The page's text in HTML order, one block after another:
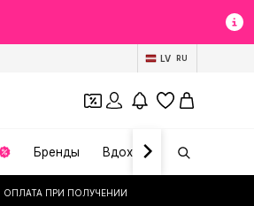
LV RU
Бренды Вдохновение
ОПЛАТА ПРИ ПОЛУЧЕНИИ